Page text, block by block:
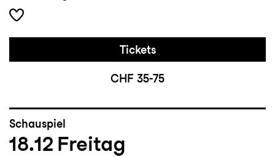
Tickets
CHF 35-75
Schauspiel
18.12 Freitag